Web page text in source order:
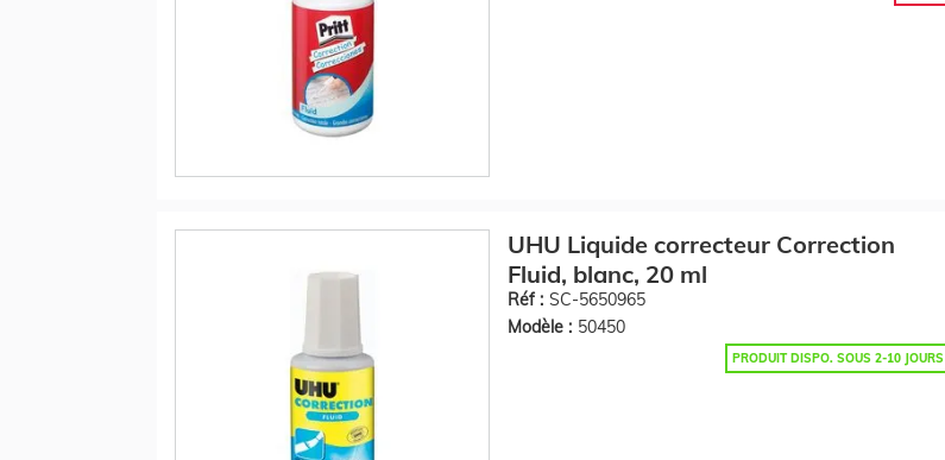
UHU Liquide correcteur Correction
Fluid, blanc, 20 ml
Réf : SC-5650965
Modèle : 50450
PRODUIT DISPO. SOUS 2-10 JOURS